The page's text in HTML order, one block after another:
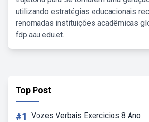
utilizando estratégias educacionais
renomadas instituições acadêmicas
fdp.aau.edu.et.
Top Post
#1 Vozes Verbais Exercicios 8 Ano